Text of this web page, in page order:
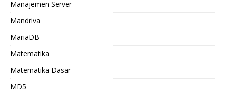
Manajemen Server
Mandriva
MariaDB
Matematika
Matematika Dasar
MD5